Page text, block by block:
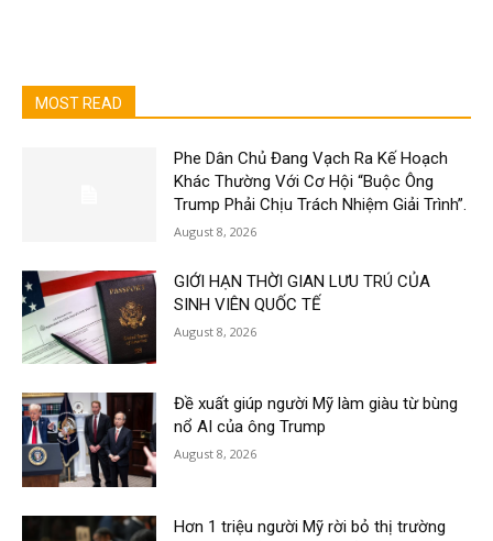
MOST READ
Phe Dân Chủ Đang Vạch Ra Kế Hoạch
Khác Thường Với Cơ Hội “Buộc Ông
Trump Phải Chịu Trách Nhiệm Giải Trình”.
August 8, 2026
GIỚI HẠN THỜI GIAN LƯU TRÚ CỦA
SINH VIÊN QUỐC TẾ
August 8, 2026
Đề xuất giúp người Mỹ làm giàu từ bùng
nổ AI của ông Trump
August 8, 2026
Hơn 1 triệu người Mỹ rời bỏ thị trường